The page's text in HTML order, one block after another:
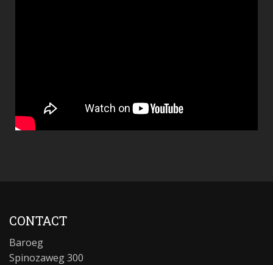
CONTACT
Baroeg
Spinozaweg 300